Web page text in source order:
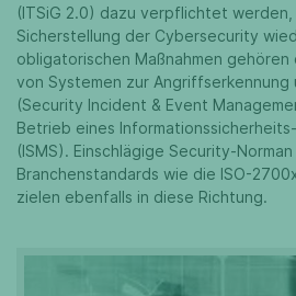
(ITSiG 2.0) dazu verpflichtet werden,
Sicherstellung der Cybersecurity
obligatorischen Maßnahmen gehören
von Systemen zur
(Security Incident & Event
Betrieb eines
(ISMS). Einschlägige Security-
Branchenstandards wie die ISO-
zielen ebenfalls in diese Richtung.